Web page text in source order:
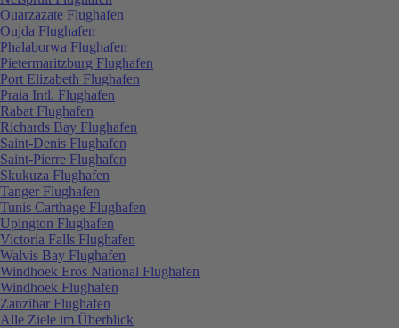
Ouarzazate Flughafen
Oujda Flughafen
Phalaborwa Flughafen
Pietermaritzburg Flughafen
Port Elizabeth Flughafen
Praia Intl. Flughafen
Rabat Flughafen
Richards Bay Flughafen
Saint-Denis Flughafen
Saint-Pierre Flughafen
Skukuza Flughafen
Tanger Flughafen
Tunis Carthage Flughafen
Upington Flughafen
Victoria Falls Flughafen
Walvis Bay Flughafen
Windhoek Eros National Flughafen
Windhoek Flughafen
Zanzibar Flughafen
Alle Ziele im Überblick